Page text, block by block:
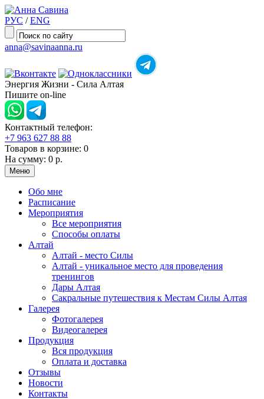
РУС /ENG
anna@savinaanna.ru
Энергия Жизни - Сила Алтая
Пишите on-line
Контактный телефон:
+7 963 627 88 88
Товаров в корзине: 0
На сумму: 0 р.
Меню
Обо мне
Расписание
Мероприятия
Все мероприятия
Способы оплаты
Алтай
Алтай - место Силы
Алтай - уникальное место для проведения
тренингов
Дары Алтая
Сакральные путешествия к Местам Силы Алтая
Галерея
Фотогалерея
Видеогалерея
Продукция
Вся продукция
Оплата и доставка
Отзывы
Новости
Контакты